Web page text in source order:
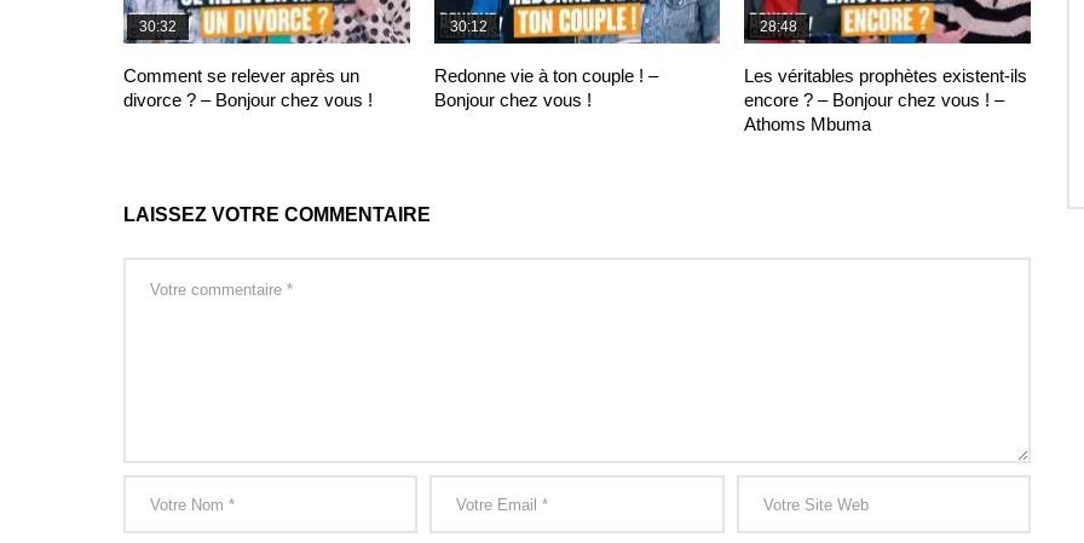
30:32
Comment se relever après un
divorce ? – Bonjour chez vous !
30:12
Redonne vie à ton couple ! –
Bonjour chez vous !
28:48
Les véritables prophètes existent-ils
encore ? – Bonjour chez vous ! –
Athoms Mbuma
LAISSEZ VOTRE COMMENTAIRE